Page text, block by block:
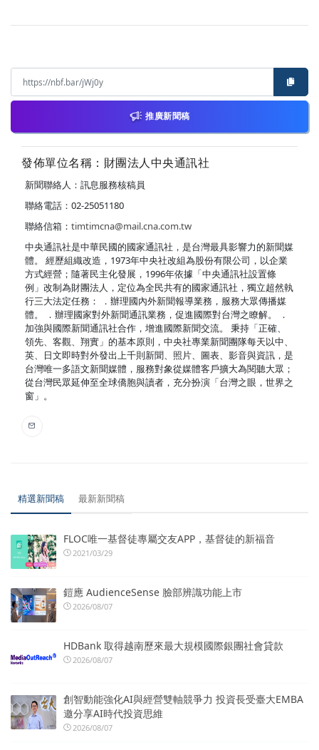
推廣新聞稿
發佈單位名稱：財團法人中央通訊社
新聞聯絡人：訊息服務核稿員
聯絡電話：02-25051180
聯絡信箱： timtimcna@mail.cna.com.tw
中央通訊社是中華民國的國家通訊社，是台灣最具影響力的新聞媒
體。 經歷組織改造，1973年中央社改組為股份有限公司，以企業
方式經營；隨著民主化發展，1996年依據「中央通訊社設置條
例」改制為財團法人，定位為全民共有的國家通訊社，獨立超然執
行三大法定任務： ．辦理國內外新聞報導業務，服務大眾傳播媒
體。 ．辦理國家對外新聞通訊業務，促進國際對台灣之瞭解。 ．
加強與國際新聞通訊社合作，增進國際新聞交流。 秉持「正確、
領先、客觀、翔實」的基本原則，中央社專業新聞團隊每天以中、
英、日文即時對外發出上千則新聞、照片、圖表、影音與資訊，是
台灣唯一多語文新聞媒體，服務對象從媒體客戶擴大為閱聽大眾；
從台灣民眾延伸至全球僑胞與讀者，充分扮演「台灣之眼，世界之
窗」。
精選新聞稿 最新新聞稿
FLOC唯一基督徒專屬交友APP，基督徒的新福音
2021/03/29
鎧應 AudienceSense 臉部辨識功能上市
2026/08/07
HDBank 取得越南歷來最大規模國際銀團社會貸款
2026/08/07
創智動能強化AI與經營雙軸競爭力 投資長受臺大EMBA
邀分享AI時代投資思維
2026/08/07